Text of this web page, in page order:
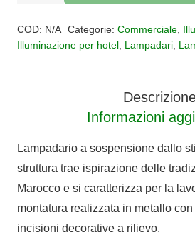
HAREM
COD: N/A Categorie: Commerciale,
Illuminazione per hotel Lampadari
Informazioni
Lampadario a sospensione dallo
struttura trae ispirazione delle
Marocco e si caratterizza per la
montatura realizzata in metallo
incisioni decorative a rilievo.